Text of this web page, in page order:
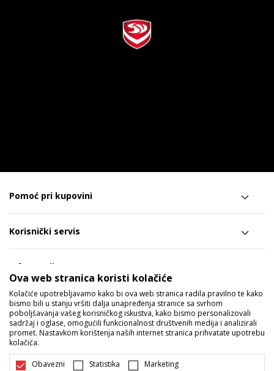
Pomoć pri kupovini
Korisnički servis
Informacije
Sport Vision ponude
Pratite nas
Mi dijelimo naše tajne sa vama. Pratite nas na društvenim
Ova web stranica koristi kolačiće
Kolačiće upotrebljavamo kako bi ova web stranica radila pravilno te kako
bismo bili u stanju vršiti dalja unapređenja stranice sa svrhom
poboljšavanja vašeg korisničkog iskustva, kako bismo personalizovali
sadržaj i oglase, omogućili funkcionalnost društvenih medija i analizirali
promet. Nastavkom korištenja naših internet stranica prihvatate upotrebu
kolačića.
Obavezni Statistika Marketing